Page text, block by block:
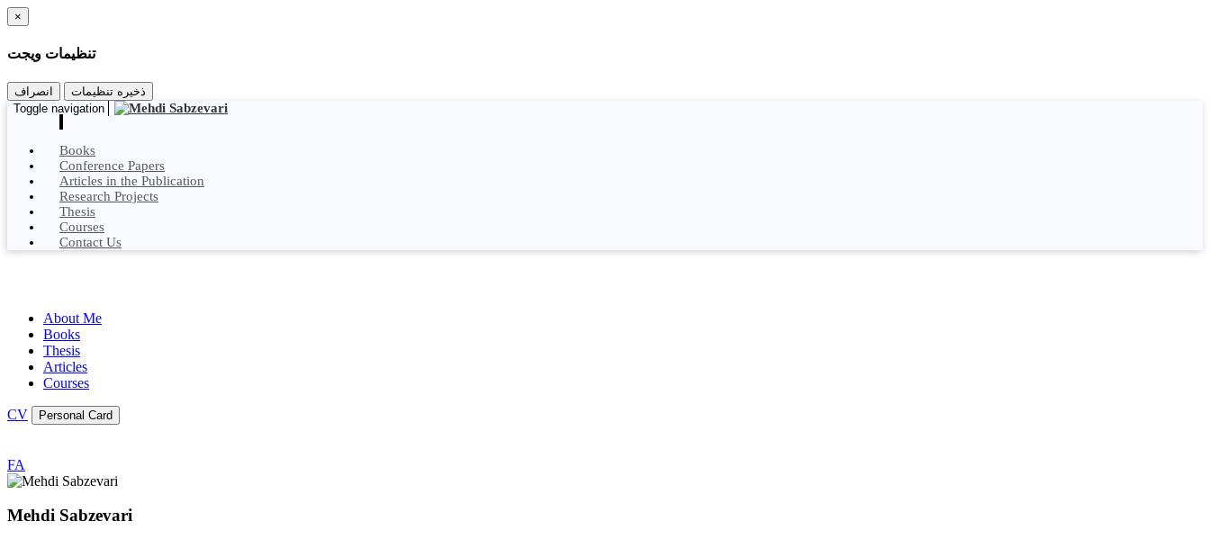
×
تنظیمات ویجت
انصراف
ذخیره تنظیمات
Toggle navigation
Books
Conference Papers
Articles in the Publication
Research Projects
Thesis
Courses
Contact Us
About Me
Books
Thesis
Articles
Courses
CV Personal Card
FA
Mehdi Sabzevari